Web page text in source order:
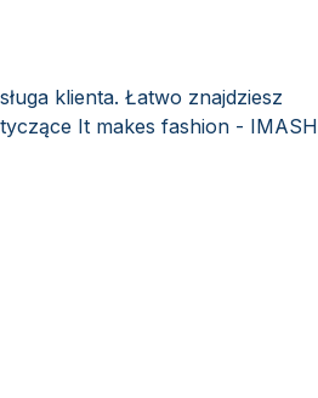
klienta. Łatwo znajdziesz
It makes fashion - IMASH